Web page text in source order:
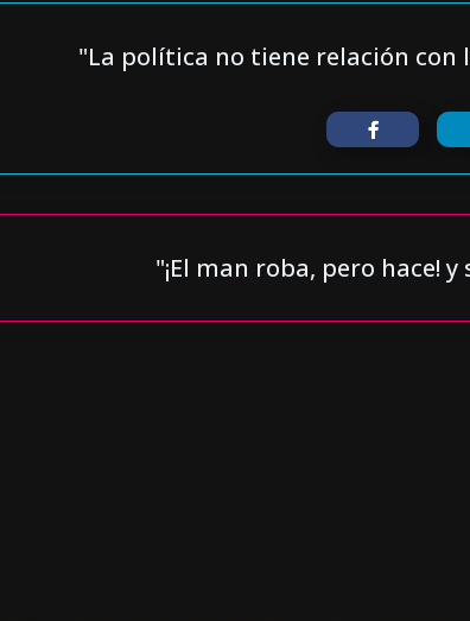
"La política no tiene relación con
"¡El man roba, pero hace! y